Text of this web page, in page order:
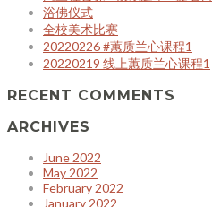
浴佛仪式
全校美术比赛
20220226 #蕙质兰心课程1
20220219 线上蕙质兰心课程1
RECENT COMMENTS
ARCHIVES
June 2022
May 2022
February 2022
January 2022